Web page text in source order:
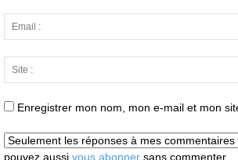
Enregistrer mon nom, mon e-mail et mon
pouvez aussi vous abonner sans commenter.